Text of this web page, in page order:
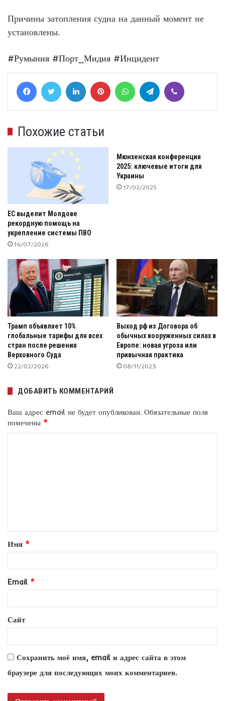
Причины затопления судна на данный момент не
установлены.
#Румыния #Порт_Мидия #Инцидент
FacebookTwitter LinkedIn Pinterest WhatsAppTelegram
Похожие статьи
ЕС выделит Молдове
рекордную помощь на
укрепление системы ПВО
14/07/2026
Мюнхенская конференция
2025: ключевые итоги для
Украины
17/02/2025
Трамп объявляет 10%
глобальные тарифы для всех
стран после решения
Верховного Суда
22/02/2026
Выход рф из Договора об
обычных вооруженных силах в
Европе: новая угроза или
привычная практика
08/11/2023
ДОБАВИТЬ КОММЕНТАРИЙ
Ваш адрес email не будет опубликован. Обязательные поля
помечены *
т
а
й
*
Имя *
Email *
Сайт
Сохранить моё имя, email и адрес сайта в этом
браузере для последующих моих комментариев.